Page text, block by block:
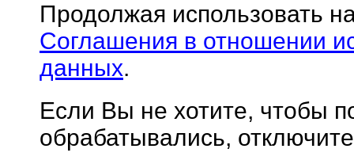
Продолжая использовать
Соглашения в отношении
данных.
Если Вы не хотите, чтобы
обрабатывались,